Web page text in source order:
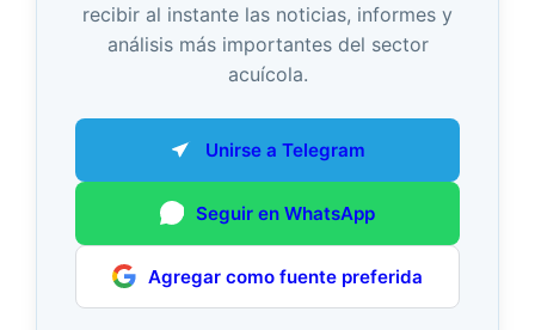
recibir al instante las noticias, informes y
análisis más importantes del sector
acuícola.
Unirse a Telegram
Seguir en WhatsApp
Agregar como fuente preferida